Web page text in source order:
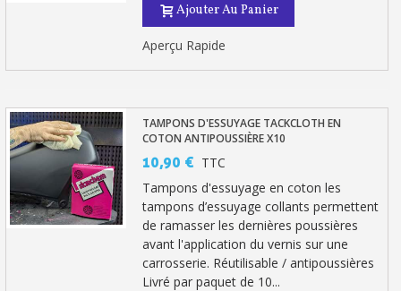
Ajouter Au Panier
Aperçu Rapide
TAMPONS D'ESSUYAGE TACKCLOTH EN
COTON ANTIPOUSSIÈRE X10
10,90 € TTC
Tampons d'essuyage en coton les
tampons d’essuyage collants permettent
de ramasser les dernières poussières
avant l'application du vernis sur une
carrosserie. Réutilisable / antipoussières
Livré par paquet de 10...